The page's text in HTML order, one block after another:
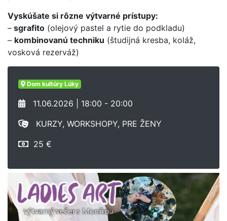
Vyskúšate si rôzne výtvarné prístupy:
– sgrafito (olejový pastel a rytie do podkladu)
– kombinovanú techniku (študijná kresba, koláž,
vosková rezerváž)
Dom kultúry Lúky
11.06.2026 | 18:00 - 20:00
KURZY, WORKSHOPY, PRE ŽENY
25 €